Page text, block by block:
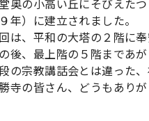
奥の小高い丘にそびえた
年）に建立されました。
は、平和の大塔の２階に
後、最上階の５階まであ
の宗教講話会とは違った
寺の皆さん、どうもありが